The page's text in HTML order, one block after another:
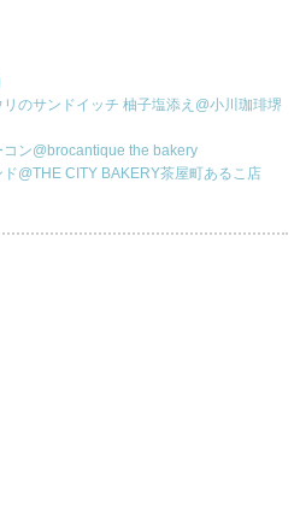
のサンドイッチ 柚子塩添え@小川珈琲堺
ン@brocantique the bakery
@THE CITY BAKERY茶屋町あるこ店